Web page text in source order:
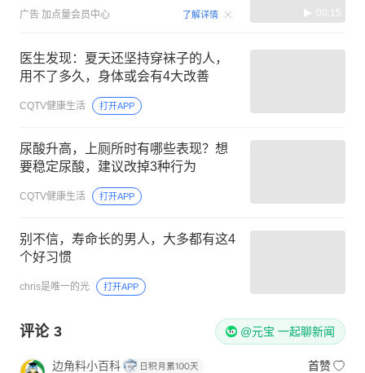
广告 加点量会员中心 了解详情 00:15
医生发现：夏天还坚持穿袜子的人，
用不了多久，身体或会有4大改善
CQTV健康生活 打开APP
尿酸升高，上厕所时有哪些表现？想
要稳定尿酸，建议改掉3种行为
CQTV健康生活 打开APP
别不信，寿命长的男人，大多都有这4
个好习惯
chris是唯一的光 打开APP
评论 3 @元宝 一起聊新闻
边角料小百科
首赞